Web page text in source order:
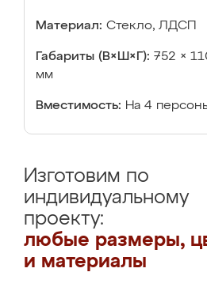
Материал: Стекло, ЛДСП
Габариты (В×Ш×Г): 752 ×
мм
Вместимость: На 4
Изготовим по
индивидуальному
проекту:
любые размеры,
и материалы